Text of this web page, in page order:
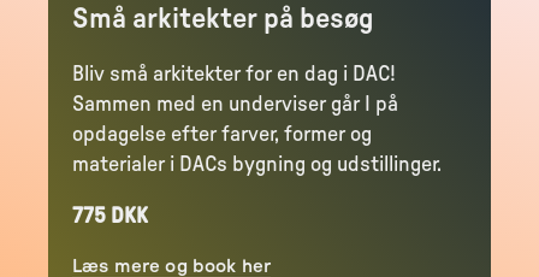
Små arkitekter på besøg
Bliv små arkitekter for en dag i DAC!
Sammen med en underviser går I på
opdagelse efter farver, former og
materialer i DACs bygning og udstillinger.
775 DKK
Læs mere og book her